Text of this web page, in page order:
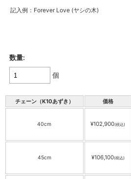
記入例：Forever Love (ヤシの木)
数量:
個
チェーン（K10あずき） 価格
40cm ¥102,900(税込)
45cm ¥106,100(税込)